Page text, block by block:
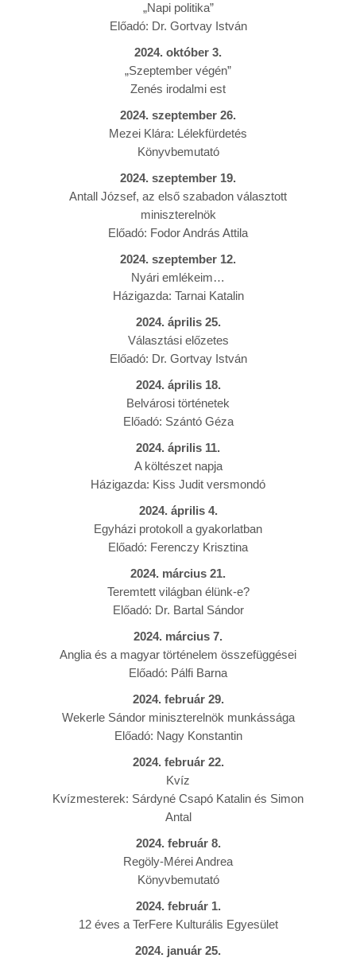
„Napi politika”
Előadó: Dr. Gortvay István
2024. október 3.
„Szeptember végén”
Zenés irodalmi est
2024. szeptember 26.
Mezei Klára: Lélekfürdetés
Könyvbemutató
2024. szeptember 19.
Antall József, az első szabadon választott
miniszterelnök
Előadó: Fodor András Attila
2024. szeptember 12.
Nyári emlékeim…
Házigazda: Tarnai Katalin
2024. április 25.
Választási előzetes
Előadó: Dr. Gortvay István
2024. április 18.
Belvárosi történetek
Előadó: Szántó Géza
2024. április 11.
A költészet napja
Házigazda: Kiss Judit versmondó
2024. április 4.
Egyházi protokoll a gyakorlatban
Előadó: Ferenczy Krisztina
2024. március 21.
Teremtett világban élünk-e?
Előadó: Dr. Bartal Sándor
2024. március 7.
Anglia és a magyar történelem összefüggései
Előadó: Pálfi Barna
2024. február 29.
Wekerle Sándor miniszterelnök munkássága
Előadó: Nagy Konstantin
2024. február 22.
Kvíz
Kvízmesterek: Sárdyné Csapó Katalin és Simon
Antal
2024. február 8.
Regöly-Mérei Andrea
Könyvbemutató
2024. február 1.
12 éves a TerFere Kulturális Egyesület
2024. január 25.